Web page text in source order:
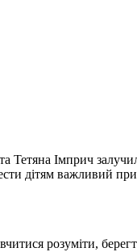
Імприч
дітям важливий
розуміти,